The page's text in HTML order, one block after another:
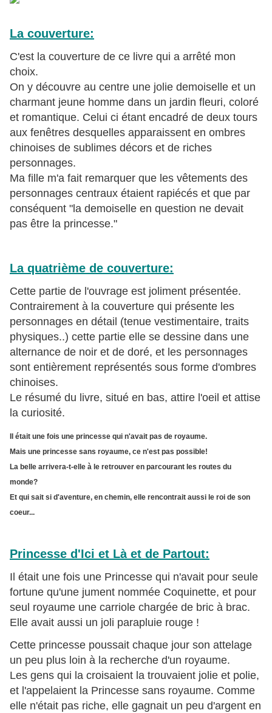
La couverture:
C'est la couverture de ce livre qui a arrêté mon
choix.
On y découvre au centre une jolie demoiselle et un
charmant jeune homme dans un jardin fleuri, coloré
et romantique. Celui ci étant encadré de deux tours
aux fenêtres desquelles apparaissent en ombres
chinoises de sublimes décors et de riches
personnages.
Ma fille m'a fait remarquer que les vêtements des
personnages centraux étaient rapiécés et que par
conséquent "la demoiselle en question ne devait
pas être la princesse."
La quatrième de couverture:
Cette partie de l'ouvrage est joliment présentée.
Contrairement à la couverture qui présente les
personnages en détail (tenue vestimentaire, traits
physiques..) cette partie elle se dessine dans une
alternance de noir et de doré, et les personnages
sont entièrement représentés sous forme d'ombres
chinoises.
Le résumé du livre, situé en bas, attire l'oeil et attise
la curiosité.
Il était une fois une princesse qui n'avait pas de royaume.
Mais une princesse sans royaume, ce n'est pas possible!
La belle arrivera-t-elle à le retrouver en parcourant les routes du
monde?
Et qui sait si d'aventure, en chemin, elle rencontrait aussi le roi de son
coeur...
Princesse d'Ici et Là et de Partout:
Il était une fois une Princesse qui n'avait pour seule
fortune qu'une jument nommée Coquinette, et pour
seul royaume une carriole chargée de bric à brac.
Elle avait aussi un joli parapluie rouge !
Cette princesse poussait chaque jour son attelage
un peu plus loin à la recherche d'un royaume.
Les gens qui la croisaient la trouvaient jolie et polie,
et l'appelaient la Princesse sans royaume. Comme
elle n'était pas riche, elle gagnait un peu d'argent en